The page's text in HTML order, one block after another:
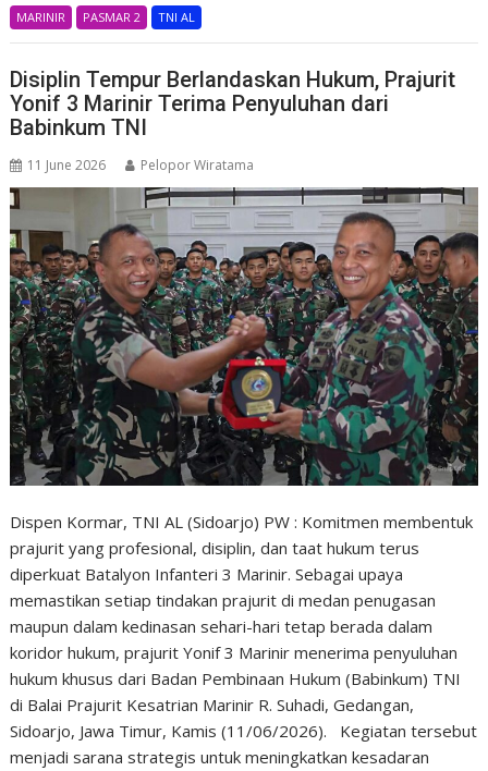
MARINIR PASMAR 2 TNI AL
Disiplin Tempur Berlandaskan Hukum, Prajurit
Yonif 3 Marinir Terima Penyuluhan dari
Babinkum TNI
11 June 2026 Pelopor Wiratama
Dispen Kormar, TNI AL (Sidoarjo) PW : Komitmen membentuk
prajurit yang profesional, disiplin, dan taat hukum terus
diperkuat Batalyon Infanteri 3 Marinir. Sebagai upaya
memastikan setiap tindakan prajurit di medan penugasan
maupun dalam kedinasan sehari-hari tetap berada dalam
koridor hukum, prajurit Yonif 3 Marinir menerima penyuluhan
hukum khusus dari Badan Pembinaan Hukum (Babinkum) TNI
di Balai Prajurit Kesatrian Marinir R. Suhadi, Gedangan,
Sidoarjo, Jawa Timur, Kamis (11/06/2026). Kegiatan tersebut
menjadi sarana strategis untuk meningkatkan kesadaran